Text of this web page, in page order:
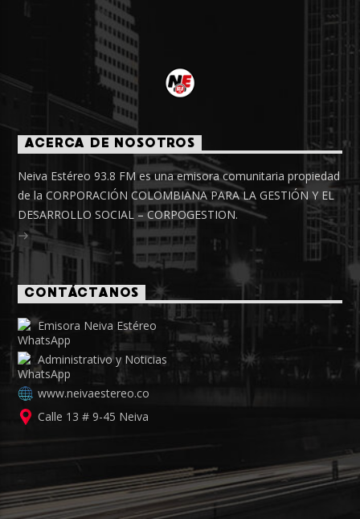
ACERCA DE NOSOTROS
Neiva Estéreo 93.8 FM es una emisora comunitaria propiedad
de la CORPORACIÓN COLOMBIANA PARA LA GESTIÓN Y EL
DESARROLLO SOCIAL – CORPOGESTION.
CONTÁCTANOS
Emisora Neiva Estéreo
Administrativo y Noticias
www.neivaestereo.co
Calle 13 # 9-45 Neiva